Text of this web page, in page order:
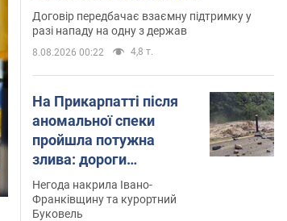
Договір передбачає взаємну підтримку у
разі нападу на одну з держав
8.08.2026 00:22 4,8 т.
На Прикарпатті після
аномальної спеки
пройшла потужна
злива: дороги
перетворились на
річки. Відео
Негода накрила Івано-
Франківщину та курортний
Буковель